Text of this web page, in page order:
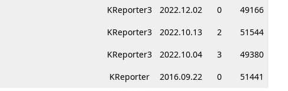
KReporter3 2022.12.02 0
49166
KReporter3 2022.10.13 2
51544
KReporter3 2022.10.04 3
49380
KReporter 2016.09.22 0
51441